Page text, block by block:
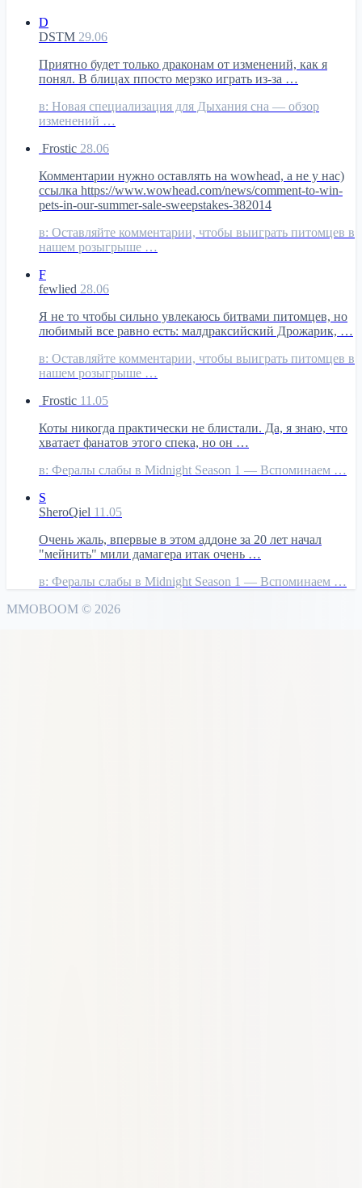
D
DSTM 29.06
Приятно будет только драконам от изменений, как я
понял. В блицах ппосто мерзко играть из-за …
в: Новая специализация для Дыхания сна — обзор
изменений …
Frostic 28.06
Комментарии нужно оставлять на wowhead, а не у нас)
ссылка https://www.wowhead.com/news/comment-to-win-
pets-in-our-summer-sale-sweepstakes-382014
в: Оставляйте комментарии, чтобы выиграть питомцев в
нашем розыгрыше …
F
fewlied 28.06
Я не то чтобы сильно увлекаюсь битвами питомцев, но
любимый все равно есть: малдраксийский Дрожарик, …
в: Оставляйте комментарии, чтобы выиграть питомцев в
нашем розыгрыше …
Frostic 11.05
Коты никогда практически не блистали. Да, я знаю, что
хватает фанатов этого спека, но он …
в: Фералы слабы в Midnight Season 1 — Вспоминаем …
S
SheroQiel 11.05
Очень жаль, впервые в этом аддоне за 20 лет начал
"мейнить" мили дамагера итак очень …
в: Фералы слабы в Midnight Season 1 — Вспоминаем …
MMOBOOM © 2026